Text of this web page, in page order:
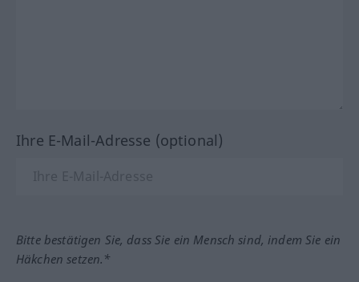
Ihre E-Mail-Adresse (optional)
Bitte bestätigen Sie, dass Sie ein Mensch sind, indem Sie ein
Häkchen setzen.*